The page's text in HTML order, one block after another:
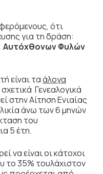
ότι
για τη δράση:
Αυτόχθονων Φυλών
είναι ταάλογα
Γενεαλογικά
στην Αίτηση Ενιαίας
άνω των 6 μηνών
του
5 έτη.
να είναι οι κάτοχοι
το 35% τουλάχιστον